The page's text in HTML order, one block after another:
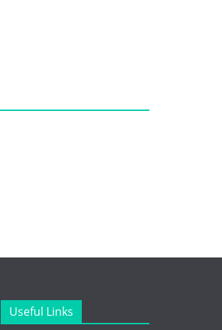
Useful Links